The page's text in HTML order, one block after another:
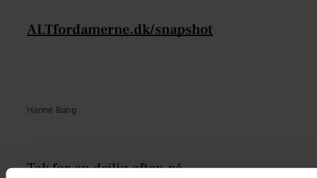
ALTfordamerne.dk/snapshot
Hanne Bang
Tak for en dejlig aften på